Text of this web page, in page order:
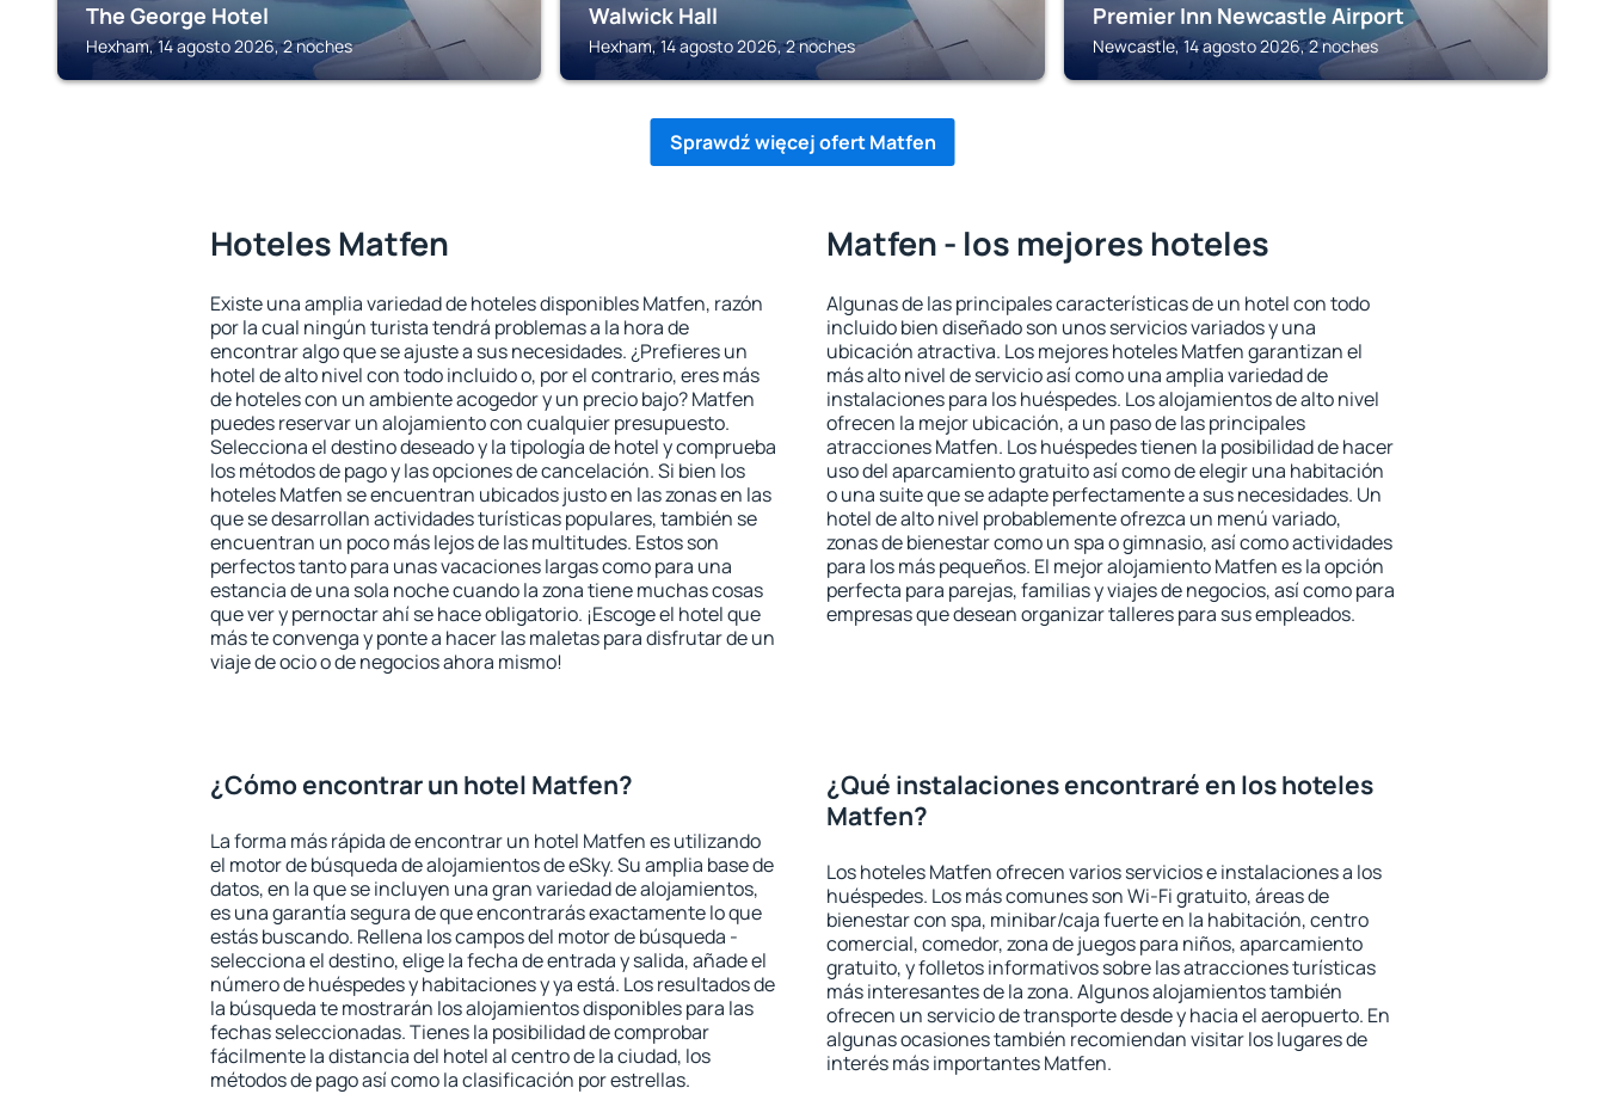
The George Hotel
Hexham, 14 agosto 2026, 2 noches
Walwick Hall
Hexham, 14 agosto 2026, 2 noches
Premier Inn Newcastle Airport
Newcastle, 14 agosto 2026, 2 noches
Sprawdź więcej ofert Matfen
Hoteles Matfen
Existe una amplia variedad de hoteles disponibles Matfen, razón
por la cual ningún turista tendrá problemas a la hora de
encontrar algo que se ajuste a sus necesidades. ¿Prefieres un
hotel de alto nivel con todo incluido o, por el contrario, eres más
de hoteles con un ambiente acogedor y un precio bajo? Matfen
puedes reservar un alojamiento con cualquier presupuesto.
Selecciona el destino deseado y la tipología de hotel y comprueba
los métodos de pago y las opciones de cancelación. Si bien los
hoteles Matfen se encuentran ubicados justo en las zonas en las
que se desarrollan actividades turísticas populares, también se
encuentran un poco más lejos de las multitudes. Estos son
perfectos tanto para unas vacaciones largas como para una
estancia de una sola noche cuando la zona tiene muchas cosas
que ver y pernoctar ahí se hace obligatorio. ¡Escoge el hotel que
más te convenga y ponte a hacer las maletas para disfrutar de un
viaje de ocio o de negocios ahora mismo!
Matfen - los mejores hoteles
Algunas de las principales características de un hotel con todo
incluido bien diseñado son unos servicios variados y una
ubicación atractiva. Los mejores hoteles Matfen garantizan el
más alto nivel de servicio así como una amplia variedad de
instalaciones para los huéspedes. Los alojamientos de alto nivel
ofrecen la mejor ubicación, a un paso de las principales
atracciones Matfen. Los huéspedes tienen la posibilidad de hacer
uso del aparcamiento gratuito así como de elegir una habitación
o una suite que se adapte perfectamente a sus necesidades. Un
hotel de alto nivel probablemente ofrezca un menú variado,
zonas de bienestar como un spa o gimnasio, así como actividades
para los más pequeños. El mejor alojamiento Matfen es la opción
perfecta para parejas, familias y viajes de negocios, así como para
empresas que desean organizar talleres para sus empleados.
¿Cómo encontrar un hotel Matfen?
La forma más rápida de encontrar un hotel Matfen es utilizando
el motor de búsqueda de alojamientos de eSky. Su amplia base de
datos, en la que se incluyen una gran variedad de alojamientos,
es una garantía segura de que encontrarás exactamente lo que
estás buscando. Rellena los campos del motor de búsqueda -
selecciona el destino, elige la fecha de entrada y salida, añade el
número de huéspedes y habitaciones y ya está. Los resultados de
la búsqueda te mostrarán los alojamientos disponibles para las
fechas seleccionadas. Tienes la posibilidad de comprobar
fácilmente la distancia del hotel al centro de la ciudad, los
métodos de pago así como la clasificación por estrellas.
¿Qué instalaciones encontraré en los hoteles
Matfen?
Los hoteles Matfen ofrecen varios servicios e instalaciones a los
huéspedes. Los más comunes son Wi-Fi gratuito, áreas de
bienestar con spa, minibar/caja fuerte en la habitación, centro
comercial, comedor, zona de juegos para niños, aparcamiento
gratuito, y folletos informativos sobre las atracciones turísticas
más interesantes de la zona. Algunos alojamientos también
ofrecen un servicio de transporte desde y hacia el aeropuerto. En
algunas ocasiones también recomiendan visitar los lugares de
interés más importantes Matfen.